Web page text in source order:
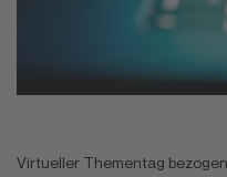
Virtueller Thementag